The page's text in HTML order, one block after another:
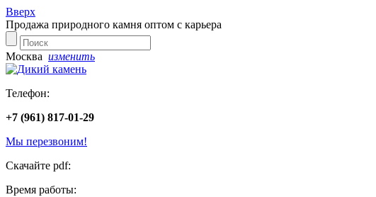
Вверх
Продажа природного камня оптом с карьера
Москва изменить
Телефон:
+7 (961) 817-01-29
Мы перезвоним!
Скачайте pdf:
Время работы: